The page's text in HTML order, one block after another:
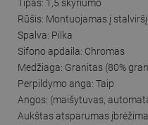
Tipas: 1,5 skyriumo
Rūšis: Montuojamas į stalviršį
Spalva: Pilka
Sifono apdaila: Chromas
Medžiaga: Granitas (80%
Perpildymo anga: Taip
Angos: (maišytuvas,
Aukštas atsparumas